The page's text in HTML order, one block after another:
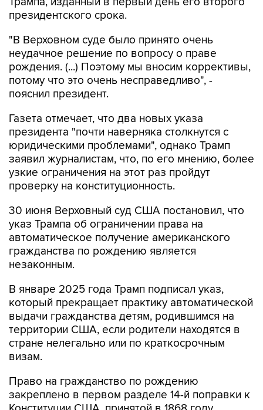
президентского срока.
"В Верховном суде было принято очень
неудачное решение по вопросу о праве
рождения. (...) Поэтому мы вносим коррективы,
потому что это очень несправедливо", -
пояснил президент.
Газета отмечает, что два новых указа
президента "почти наверняка столкнутся с
юридическими проблемами", однако Трамп
заявил журналистам, что, по его мнению, более
узкие ограничения на этот раз пройдут
проверку на конституционность.
30 июня Верховный суд США постановил, что
указ Трампа об ограничении права на
автоматическое получение американского
гражданства по рождению является
незаконным.
В январе 2025 года Трамп подписал указ,
который прекращает практику автоматической
выдачи гражданства детям, родившимся на
территории США, если родители находятся в
стране нелегально или по краткосрочным
визам.
Право на гражданство по рождению
закреплено в первом разделе 14-й поправки к